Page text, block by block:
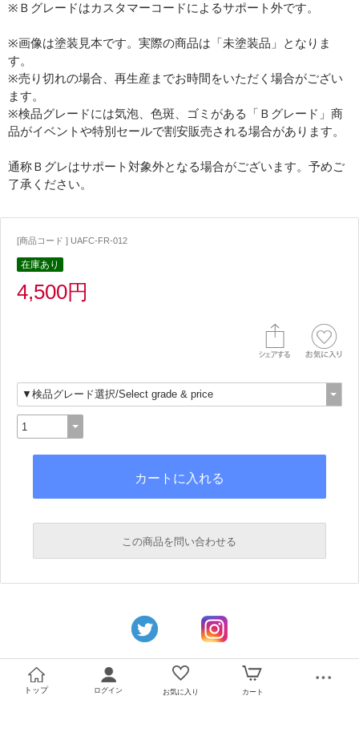
※Ｂグレードはカスタマーコードによるサポート外です。
※画像は塗装見本です。実際の商品は「未塗装品」となりま
す。
※売り切れの場合、再生産までお時間をいただく場合がござい
ます。
※検品グレードには気泡、色斑、ゴミがある「Ｂグレード」商
品がイベントや特別セールで割安販売される場合があります。
通称Ｂグレはサポート対象外となる場合がございます。予めご
了承ください。
[商品コード ] UAFC-FR-012
在庫あり
4,500円
この商品を問い合わせる
トップ ログイン お気に入り カート